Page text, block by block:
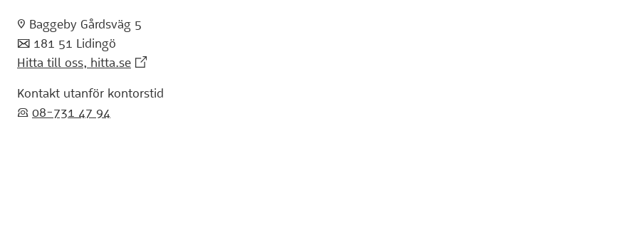
:pin: Baggeby Gårdsväg 5
:post: 181 51 Lidingö
Hitta till oss, hitta.se(Extern webbplats)
Kontakt utanför kontorstid
:telefon: 08-731 47 94